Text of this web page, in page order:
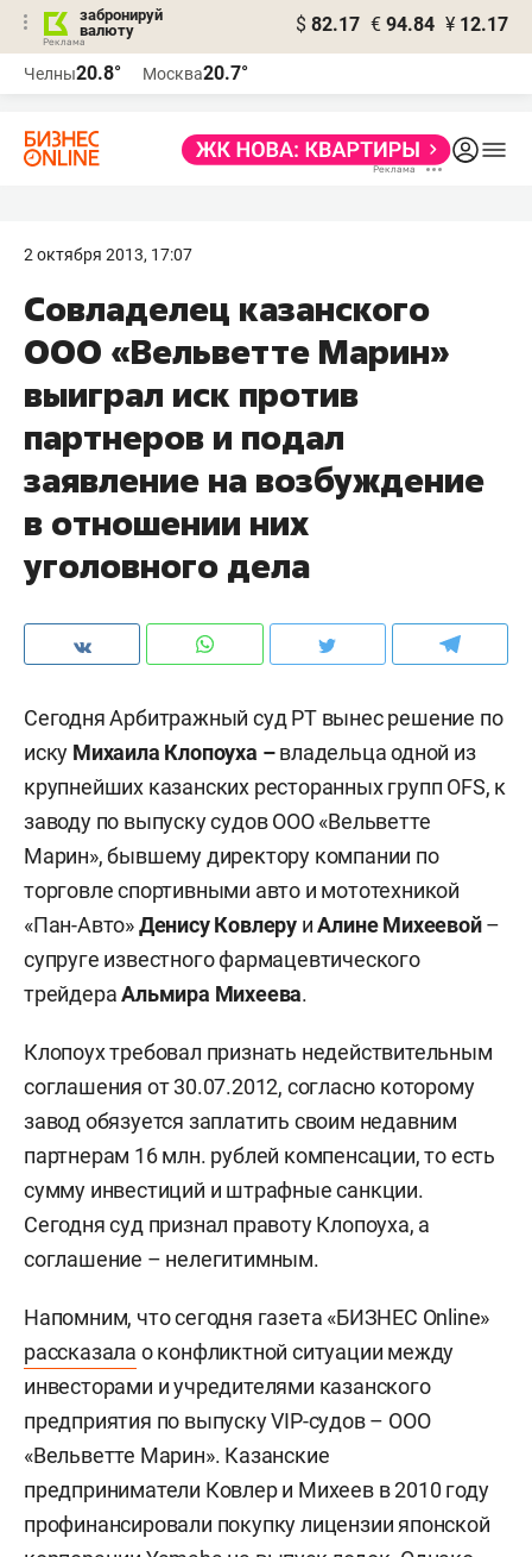
забронируй
валюту
$ 82.17 € 94.84 ¥ 12.17
Челны20.8° Москва20.7°
2 октября 2013, 17:07
Совладелец казанского
ООО «Вельветте Марин»
выиграл иск против
партнеров и подал
заявление на возбуждение
в отношении них
уголовного дела
Сегодня Арбитражный суд РТ вынес решение по
иску Михаила Клопоуха –владельца одной из
крупнейших казанских ресторанных групп OFS, к
заводу по выпуску судов ООО «Вельветте
Марин», бывшему директору компании по
торговле спортивными авто и мототехникой
«Пан-Авто»Денису Ковлеру иАлине Михеевой–
супруге известного фармацевтического
трейдераАльмира Михеева.
Клопоух требовал признать недействительным
соглашения от 30.07.2012, согласно которому
завод обязуется заплатить своим недавним
партнерам 16 млн. рублей компенсации, то есть
сумму инвестиций и штрафные санкции.
Сегодня суд признал правоту Клопоуха, а
соглашение – нелегитимным.
Напомним, что сегодня газета «БИЗНЕС Online»
рассказала о конфликтной ситуации между
инвесторами и учредителями казанского
предприятия по выпуску VIP-судов – ООО
«Вельветте Марин». Казанские
предприниматели Ковлер и Михеев в 2010 году
профинансировали покупку лицензии японской